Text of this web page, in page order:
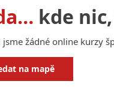
kde
jsme žádné online kurzy
na mapě